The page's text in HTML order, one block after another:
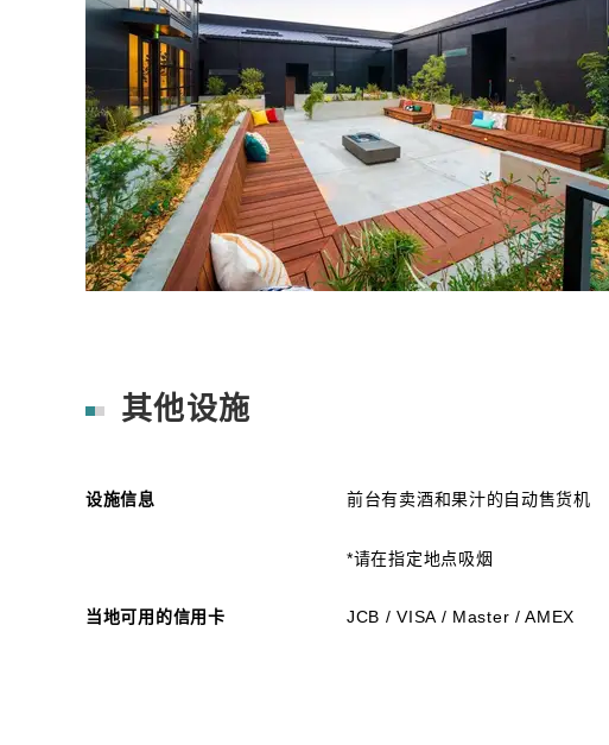
其他设施
设施信息 前台有卖酒和果汁的自动售货机
*请在指定地点吸烟
当地可用的信用卡 JCB / VISA / Master / AMEX